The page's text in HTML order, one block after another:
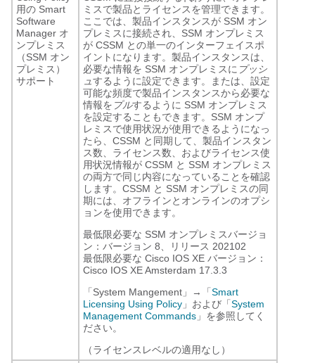
用の Smart
Software
Manager オ
ンプレミス
（SSM オン
プレミス）
サポート
ミスで製品とライセンスを管理できます。
ここでは、製品インスタンスが SSM オン
プレミスに接続され、SSM オンプレミス
が CSSM との単一のインターフェイスポ
イントになります。製品インスタンスは、
必要な情報を SSM オンプレミスに プッシ
ュするように設定できます。または、設定
可能な頻度で製品インスタンスから必要な
情報を プルするように SSM オンプレミス
を設定することもできます。SSM オンプ
レミスで使用状況が使用できるようになっ
たら、CSSM と同期して、製品インスタン
ス数、ライセンス数、およびライセンス使
用状況情報が CSSM と SSM オンプレミス
の両方で同じ内容になっていることを確認
します。CSSM と SSM オンプレミスの同
期には、オフラインとオンラインのオプシ
ョンを使用できます。
最低限必要な SSM オンプレミスバージョ
ン：バージョン 8、リリース 202102
最低限必要な Cisco IOS XE バージョン：
Cisco IOS XE Amsterdam 17.3.3
「System Mangement」→「Smart
Licensing Using Policy 」および「System
Management Commands 」を参照してく
ださい。
（ライセンスレベルの適用なし）